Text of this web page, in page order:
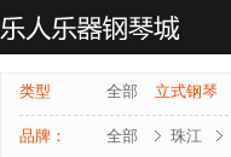
类型 全部 立式钢琴
品牌： 全部 珠江